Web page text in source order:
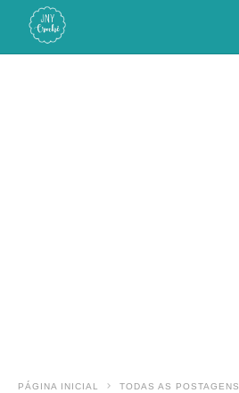
PÁGINA INICIAL TODAS AS POSTAGENS